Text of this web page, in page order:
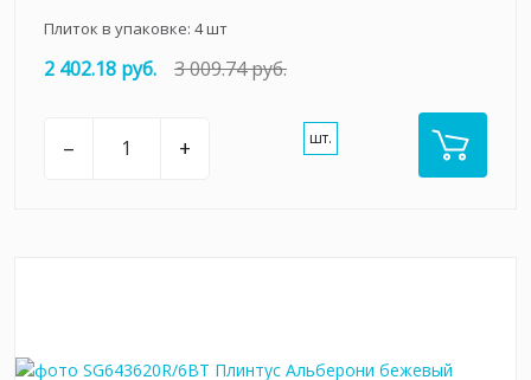
Плиток в упаковке: 4шт
2 402.18 руб. 3 009.74 руб.
– + шт.